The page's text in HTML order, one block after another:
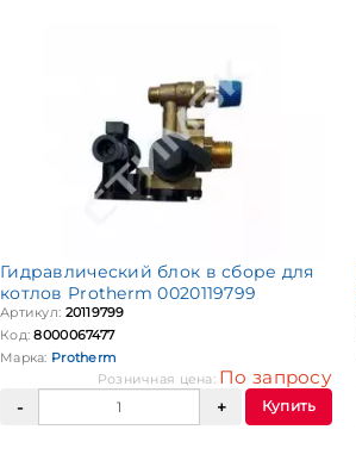
Гидравлический блок в сборе для
котлов Protherm 0020119799
Артикул: 20119799
Код:8000067477
Марка: Protherm
Розничная цена: По запросу
Купить